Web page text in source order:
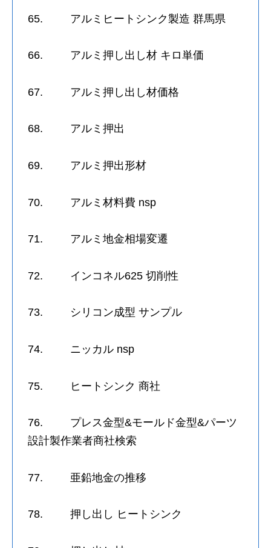
65. アルミヒートシンク製造 群馬県
66. アルミ押し出し材 キロ単価
67. アルミ押し出し材価格
68. アルミ押出
69. アルミ押出形材
70. アルミ材料費 nsp
71. アルミ地金相場変遷
72. インコネル625 切削性
73. シリコン成型 サンプル
74. ニッカル nsp
75. ヒートシンク 商社
76. プレス金型&モールド金型&パーツ
設計製作業者商社検索
77. 亜鉛地金の推移
78. 押し出し ヒートシンク